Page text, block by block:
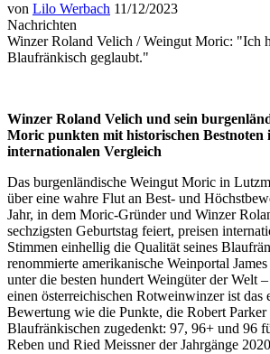
von Lilo Werbach 11/12/2023
Nachrichten
Winzer Roland Velich / Weingut Moric: "Ich
Blaufränkisch geglaubt."
Winzer Roland Velich und sein
Moric punkten mit historischen Bestnoten
internationalen Vergleich
Das burgenländische Weingut Moric in
über eine wahre Flut an Best- und
Jahr, in dem Moric-Gründer und Winzer
sechzigsten Geburtstag feiert, preisen
Stimmen einhellig die Qualität seines
renommierte amerikanische Weinportal
unter die besten hundert Weingüter der Welt
einen österreichischen Rotweinwinzer ist das
Bewertung wie die Punkte, die Robert
Blaufränkischen zugedenkt: 97, 96+ und 96
Reben und Ried Meissner der Jahrgänge